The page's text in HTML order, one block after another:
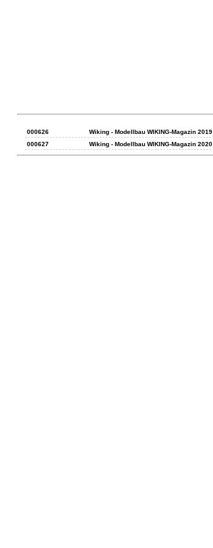
000626 Wiking - Modellbau WIKING-Magazin 2019
000627
Wiking - Modellbau WIKING-Magazin 2020